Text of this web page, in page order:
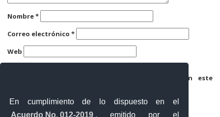
En cumplimiento de lo dispuesto en el
Acuerdo No. 012-2019 , emitido por el
Nombre*
Correo electrónico *
Web
Guarda mi nombre, correo electrónico y web en este